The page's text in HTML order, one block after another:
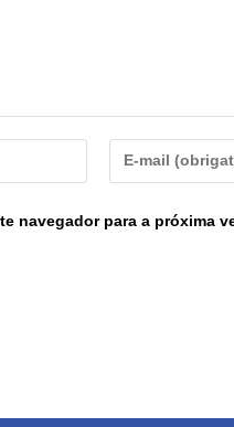
navegador para a próxima